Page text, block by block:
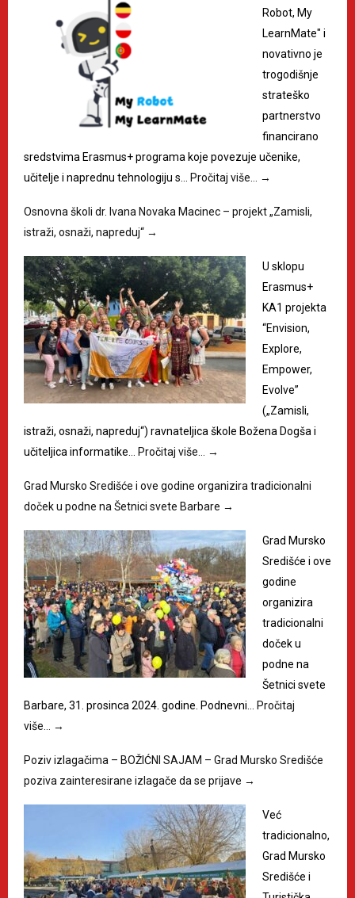
Robot, My
LearnMate" i
novativno je
trogodišnje
strateško
partnerstvo
financirano
sredstvima Erasmus+ programa koje povezuje učenike,
učitelje i naprednu tehnologiju s… Pročitaj više… →
Osnovna školi dr. Ivana Novaka Macinec – projekt „Zamisli,
istraži, osnaži, napreduj“ →
U sklopu
Erasmus+
KA1 projekta
“Envision,
Explore,
Empower,
Evolve”
(„Zamisli,
istraži, osnaži, napreduj“) ravnateljica škole Božena Dogša i
učiteljica informatike… Pročitaj više… →
Grad Mursko Središće i ove godine organizira tradicionalni
doček u podne na Šetnici svete Barbare →
Grad Mursko
Središće i ove
godine
organizira
tradicionalni
doček u
podne na
Šetnici svete
Barbare, 31. prosinca 2024. godine. Podnevni… Pročitaj
više… →
Poziv izlagačima – BOŽIĆNI SAJAM – Grad Mursko Središće
poziva zainteresirane izlagače da se prijave →
Već
tradicionalno,
Grad Mursko
Središće i